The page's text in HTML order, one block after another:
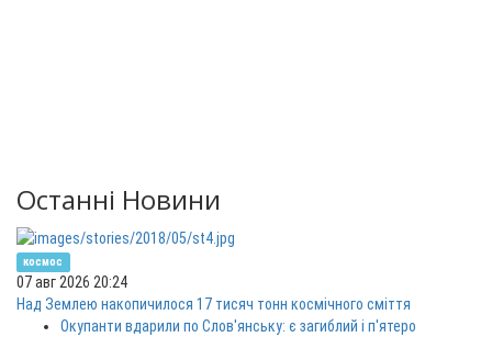
Останні Новини
космос
07 авг 2026 20:24
Над Землею накопичилося 17 тисяч тонн космічного сміття
Окупанти вдарили по Слов'янську: є загиблий і п'ятеро